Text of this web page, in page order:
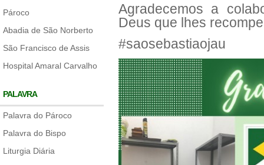
Pároco
Abadia de São Norberto
São Francisco de Assis
Hospital Amaral Carvalho
PALAVRA
Palavra do Pároco
Palavra do Bispo
Liturgia Diária
Agradecemos a
Deus que lhes
#saosebastiaojau